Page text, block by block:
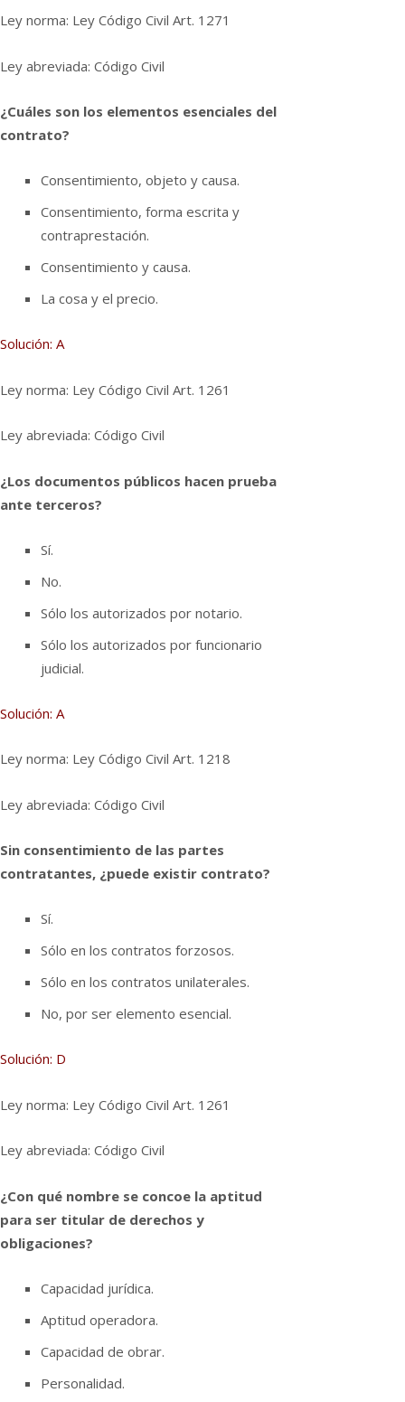
Ley norma: Ley Código Civil Art. 1271
Ley abreviada: Código Civil
¿Cuáles son los elementos esenciales del
contrato?
Consentimiento, objeto y causa.
Consentimiento, forma escrita y
contraprestación.
Consentimiento y causa.
La cosa y el precio.
Solución: A
Ley norma: Ley Código Civil Art. 1261
Ley abreviada: Código Civil
¿Los documentos públicos hacen prueba
ante terceros?
Sí­.
No.
Sólo los autorizados por notario.
Sólo los autorizados por funcionario
judicial.
Solución: A
Ley norma: Ley Código Civil Art. 1218
Ley abreviada: Código Civil
Sin consentimiento de las partes
contratantes, ¿puede existir contrato?
Sí­.
Sólo en los contratos forzosos.
Sólo en los contratos unilaterales.
No, por ser elemento esencial.
Solución: D
Ley norma: Ley Código Civil Art. 1261
Ley abreviada: Código Civil
¿Con qué nombre se concoe la aptitud
para ser titular de derechos y
obligaciones?
Capacidad jurí­dica.
Aptitud operadora.
Capacidad de obrar.
Personalidad.